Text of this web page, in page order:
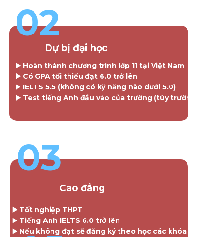
02
Dự bị đại học
▶️ Hoàn thành chương trình lớp 11 tại Việt Nam
▶️ Có GPA tối thiểu đạt 6.0 trở lên
▶️ IELTS 5.5 (không có kỹ năng nào dưới 5.0)
▶️ Test tiếng Anh đầu vào của trường (tùy trường)
03
Cao đẳng
▶️ Tốt nghiệp THPT
▶️ Tiếng Anh IELTS 6.0 trở lên
▶️ Nếu không đạt sẽ đăng ký theo học các khóa